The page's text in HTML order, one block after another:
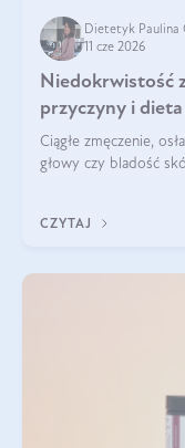
Dietetyk Paulina
11 cze 2026
Niedokrwistość
przyczyny i dieta
Ciągłe zmęczenie,
głowy czy bladość
CZYTAJ